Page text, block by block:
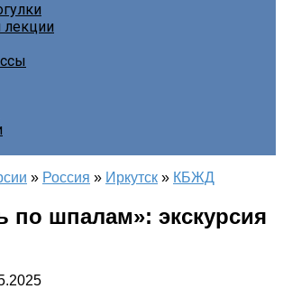
лекции
» Россия » Иркутск » КБЖД
по шпалам»: экскурсия